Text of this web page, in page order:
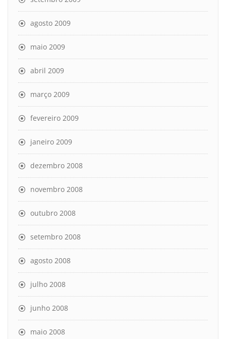
agosto 2009
maio 2009
abril 2009
março 2009
fevereiro 2009
janeiro 2009
dezembro 2008
novembro 2008
outubro 2008
setembro 2008
agosto 2008
julho 2008
junho 2008
maio 2008